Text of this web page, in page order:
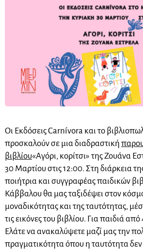
Οι Εκδόσεις Carnívora και το
προσκαλούν σε μια διαδραστική
βιβλίου«Αγόρι, κορίτσι» της Ζουάνα
30 Μαρτίου στις 12:00. Στη διάρκεια
ποιήτρια και συγγραφέας παιδικών
Κάββαλου θα μας ταξιδέψει στον
μοναδικότητας και της ταυτότητας,
τις εικόνες του βιβλίου. Για παιδιά
Ελάτε να ανακαλύψετε μαζί μας την
πραγματικότητα όπου η ταυτότητα δεν